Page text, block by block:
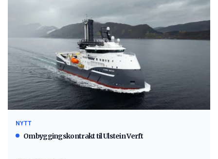
NYTT
Ombyggingskontrakt til Ulstein Verft